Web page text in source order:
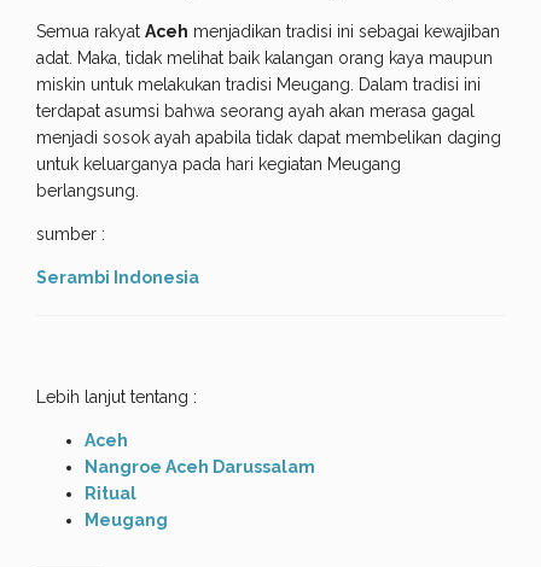
Semua rakyat Aceh menjadikan tradisi ini sebagai kewajiban
adat. Maka, tidak melihat baik kalangan orang kaya maupun
miskin untuk melakukan tradisi Meugang. Dalam tradisi ini
terdapat asumsi bahwa seorang ayah akan merasa gagal
menjadi sosok ayah apabila tidak dapat membelikan daging
untuk keluarganya pada hari kegiatan Meugang
berlangsung.
sumber :
Serambi Indonesia
Lebih lanjut tentang :
Aceh
Nangroe Aceh Darussalam
Ritual
Meugang